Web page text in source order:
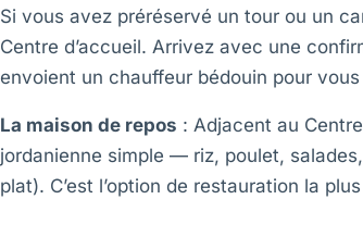
Si vous avez préréservé un tour ou un
Centre d’accueil. Arrivez avec une
envoient un chauffeur bédouin pour
La maison de repos : Adjacent au
jordanienne simple — riz, poulet,
plat). C’est l’option de restauration la